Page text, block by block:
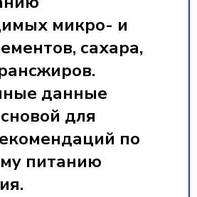
микро- и
сахара,
данные
для
по
питанию